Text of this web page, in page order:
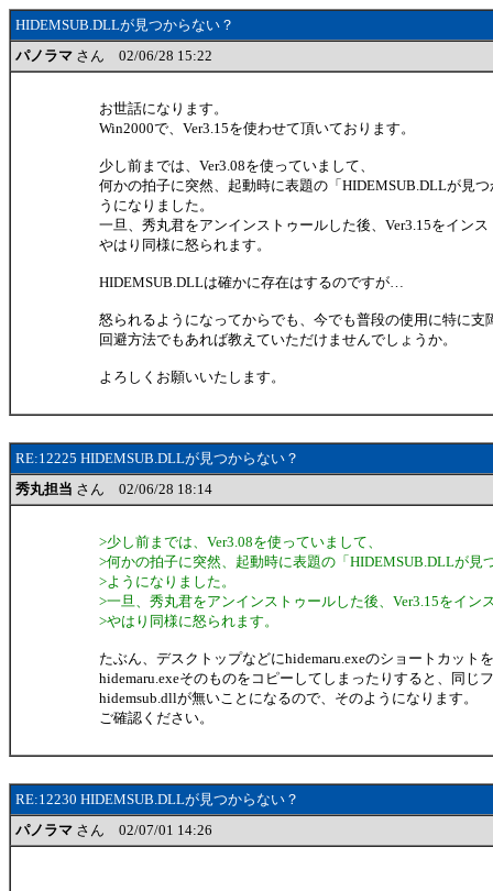
HIDEMSUB.DLLが見つからない？
パノラマ さん 02/06/28 15:22
お世話になります。
Win2000で、Ver3.15を使わせて頂いております。
少し前までは、Ver3.08を使っていまして、
何かの拍子に突然、起動時に表題の「HIDEMSUB.DLLが見
うになりました。
一旦、秀丸君をアンインストゥールした後、Ver3.15をイン
やはり同様に怒られます。
HIDEMSUB.DLLは確かに存在はするのですが…
怒られるようになってからでも、今でも普段の使用に特に支
回避方法でもあれば教えていただけませんでしょうか。
よろしくお願いいたします。
RE:12225 HIDEMSUB.DLLが見つからない？
秀丸担当 さん 02/06/28 18:14
>少し前までは、Ver3.08を使っていまして、
>何かの拍子に突然、起動時に表題の「HIDEMSUB.DLLが見
>ようになりました。
>一旦、秀丸君をアンインストゥールした後、Ver3.15をイン
>やはり同様に怒られます。
たぶん、デスクトップなどにhidemaru.exeのショートカット
hidemaru.exeそのものをコピーしてしまったりすると、同じ
hidemsub.dllが無いことになるので、そのようになります。
ご確認ください。
RE:12230 HIDEMSUB.DLLが見つからない？
パノラマ さん 02/07/01 14:26